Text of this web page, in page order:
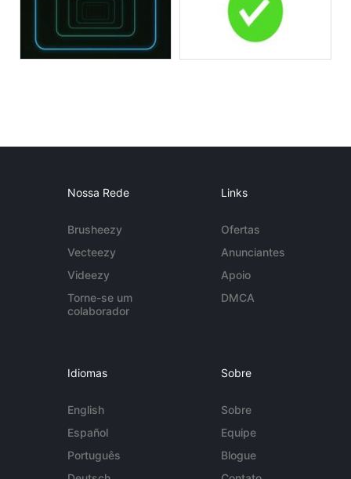
Nossa Rede
Brusheezy
Vecteezy
Videezy
Torne-se um
colaborador
Links
Ofertas
Anunciantes
Apoio
DMCA
Idiomas
English
Español
Português
Sobre
Sobre
Equipe
Blogue